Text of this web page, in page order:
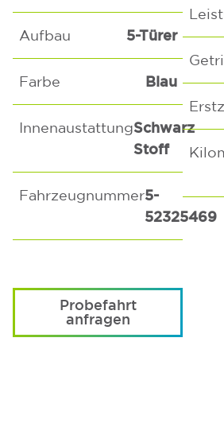
Aufbau 5-Türer
Farbe Blau
InnenaustattungSchwarz
Stoff
Fahrzeugnummer5-
52325469
Probefahrt
anfragen